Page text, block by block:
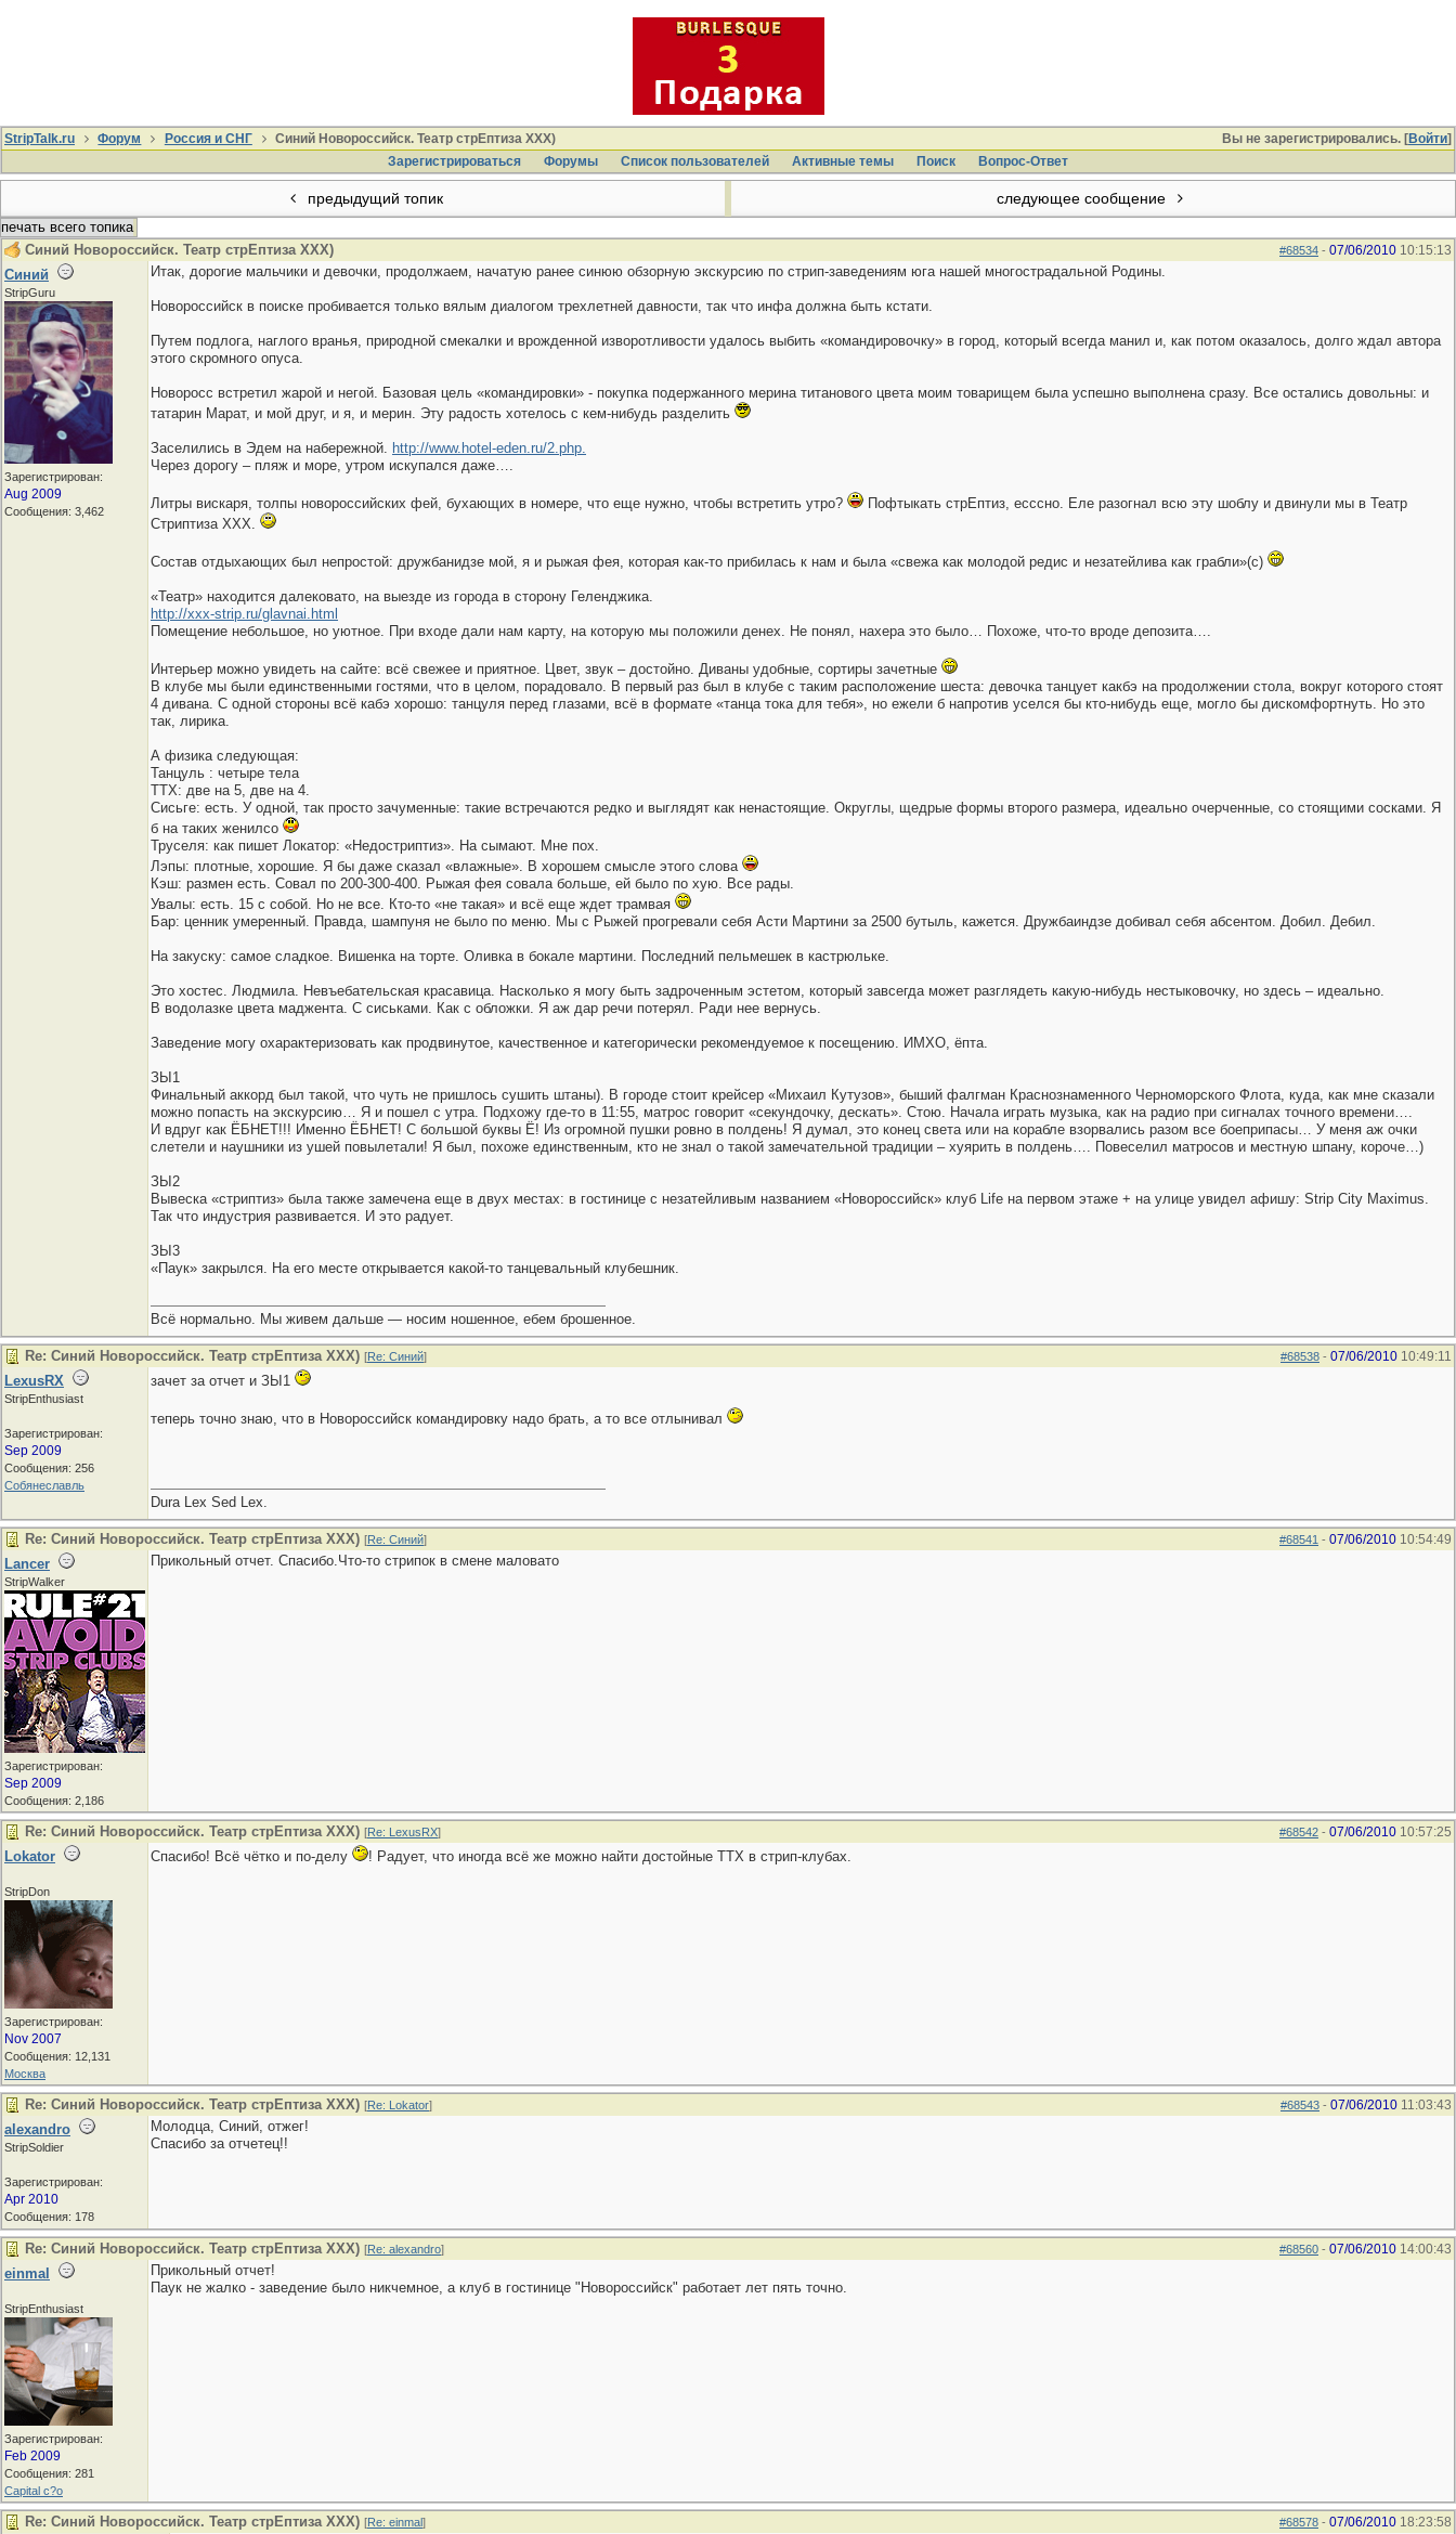
Вы не зарегистрировались. [Войти]
StripTalk.ru Форум Россия и СНГ
Синий Новороссийск. Театр стрЕптиза ХХХ)
Зарегистрироваться
Форумы Список пользователей Активные темы Поиcк Вопрос-Ответ
предыдущий топик следующее сообщение
печать всего топика
#68534 - 07/06/2010 10:15:13
Синий Новороссийск. Театр стрЕптиза ХХХ)
Синий
StripGuru
Зарегистрирован:
Aug 2009
Сообщения: 3,462
Итак, дорогие мальчики и девочки, продолжаем, начатую ранее синюю обзорную экскурсию по стрип-заведениям юга нашей многострадальной Родины.
Новороссийск в поиске пробивается только вялым диалогом трехлетней давности, так что инфа должна быть кстати.
Путем подлога, наглого вранья, природной смекалки и врожденной изворотливости удалось выбить «командировочку» в город, который всегда манил и, как потом оказалось, долго ждал автора
этого скромного опуса.
Новоросс встретил жарой и негой. Базовая цель «командировки» - покупка подержанного мерина титанового цвета моим товарищем была успешно выполнена сразу. Все остались довольны: и
татарин Марат, и мой друг, и я, и мерин. Эту радость хотелось с кем-нибудь разделить
Заселились в Эдем на набережной. http://www.hotel-eden.ru/2.php.
Через дорогу – пляж и море, утром искупался даже….
Литры вискаря, толпы новороссийских фей, бухающих в номере, что еще нужно, чтобы встретить утро?
Пофтыкать стрЕптиз, есссно. Еле разогнал всю эту шоблу и двинули мы в Театр
Стриптиза ХХХ.
Состав отдыхающих был непростой: дружбанидзе мой, я и рыжая фея, которая как-то прибилась к нам и была «свежа как молодой редис и незатейлива как грабли»(с)
«Театр» находится далековато, на выезде из города в сторону Геленджика.
http://xxx-strip.ru/glavnai.html
Помещение небольшое, но уютное. При входе дали нам карту, на которую мы положили денех. Не понял, нахера это было… Похоже, что-то вроде депозита….
Интерьер можно увидеть на сайте: всё свежее и приятное. Цвет, звук – достойно. Диваны удобные, сортиры зачетные
В клубе мы были единственными гостями, что в целом, порадовало. В первый раз был в клубе с таким расположение шеста: девочка танцует какбэ на продолжении стола, вокруг которого стоят
4 дивана. С одной стороны всё кабэ хорошо: танцуля перед глазами, всё в формате «танца тока для тебя», но ежели б напротив уселся бы кто-нибудь еще, могло бы дискомфортнуть. Но это
так, лирика.
А физика следующая:
Танцуль : четыре тела
ТТХ: две на 5, две на 4.
Сисьге: есть. У одной, так просто зачуменные: такие встречаются редко и выглядят как ненастоящие. Округлы, щедрые формы второго размера, идеально очерченные, со стоящими сосками. Я
б на таких женилсо
Труселя: как пишет Локатор: «Недостриптиз». На сымают. Мне пох.
Лэпы: плотные, хорошие. Я бы даже сказал «влажные». В хорошем смысле этого слова
Кэш: размен есть. Совал по 200-300-400. Рыжая фея совала больше, ей было по хую. Все рады.
Увалы: есть. 15 с собой. Но не все. Кто-то «не такая» и всё еще ждет трамвая
Бар: ценник умеренный. Правда, шампуня не было по меню. Мы с Рыжей прогревали себя Асти Мартини за 2500 бутыль, кажется. Дружбаиндзе добивал себя абсентом. Добил. Дебил.
На закуску: самое сладкое. Вишенка на торте. Оливка в бокале мартини. Последний пельмешек в кастрюльке.
Это хостес. Людмила. Невъебательская красавица. Насколько я могу быть задроченным эстетом, который завсегда может разглядеть какую-нибудь нестыковочку, но здесь – идеально.
В водолазке цвета маджента. С сиськами. Как с обложки. Я аж дар речи потерял. Ради нее вернусь.
Заведение могу охарактеризовать как продвинутое, качественное и категорически рекомендуемое к посещению. ИМХО, ёпта.
ЗЫ1
Финальный аккорд был такой, что чуть не пришлось сушить штаны). В городе стоит крейсер «Михаил Кутузов», быший фалгман Краснознаменного Черноморского Флота, куда, как мне сказали
можно попасть на экскурсию… Я и пошел с утра. Подхожу где-то в 11:55, матрос говорит «секундочку, дескать». Стою. Начала играть музыка, как на радио при сигналах точного времени….
И вдруг как ЁБНЕТ!!! Именно ЁБНЕТ! С большой буквы Ё! Из огромной пушки ровно в полдень! Я думал, это конец света или на корабле взорвались разом все боеприпасы… У меня аж очки
слетели и наушники из ушей повылетали! Я был, похоже единственным, кто не знал о такой замечательной традиции – хуярить в полдень…. Повеселил матросов и местную шпану, короче…)
ЗЫ2
Вывеска «стриптиз» была также замечена еще в двух местах: в гостинице с незатейливым названием «Новороссийск» клуб Life на первом этаже + на улице увидел афишу: Strip City Maximus.
Так что индустрия развивается. И это радует.
ЗЫ3
«Паук» закрылся. На его месте открывается какой-то танцевальный клубешник.
Всё нормально. Мы живем дальше — носим ношенное, ебем брошенное.
#68538 - 07/06/2010 10:49:11
Re: Синий Новороссийск. Театр стрЕптиза ХХХ) [Re: Синий]
LexusRX
StripEnthusiast
Зарегистрирован:
Sep 2009
Сообщения: 256
Собянеславль
зачет за отчет и ЗЫ1
теперь точно знаю, что в Новороссийск командировку надо брать, а то все отлынивал
Dura Lex Sed Lex.
#68541 - 07/06/2010 10:54:49
Re: Синий Новороссийск. Театр стрЕптиза ХХХ) [Re: Синий]
Lancer
StripWalker
Зарегистрирован:
Sep 2009
Сообщения: 2,186
Прикольный отчет. Спасибо.Что-то стрипок в смене маловато
#68542 - 07/06/2010 10:57:25
Re: Синий Новороссийск. Театр стрЕптиза ХХХ) [Re: LexusRX]
Lokator
StripDon
Зарегистрирован:
Nov 2007
Сообщения: 12,131
Москва
Спасибо! Всё чётко и по-делу ! Радует, что иногда всё же можно найти достойные ТТХ в стрип-клубах.
#68543 - 07/06/2010 11:03:43
Re: Синий Новороссийск. Театр стрЕптиза ХХХ) [Re: Lokator]
alexandro
StripSoldier
Зарегистрирован:
Apr 2010
Сообщения: 178
Молодца, Синий, отжег!
Спасибо за отчетец!!
#68560 - 07/06/2010 14:00:43
Re: Синий Новороссийск. Театр стрЕптиза ХХХ) [Re: alexandro]
einmal
StripEnthusiast
Зарегистрирован:
Feb 2009
Сообщения: 281
Capital c?o
Прикольный отчет!
Паук не жалко - заведение было никчемное, а клуб в гостинице "Новороссийск" работает лет пять точно.
#68578 - 07/06/2010 18:23:58
Re: Синий Новороссийск. Театр стрЕптиза ХХХ) [Re: einmal]